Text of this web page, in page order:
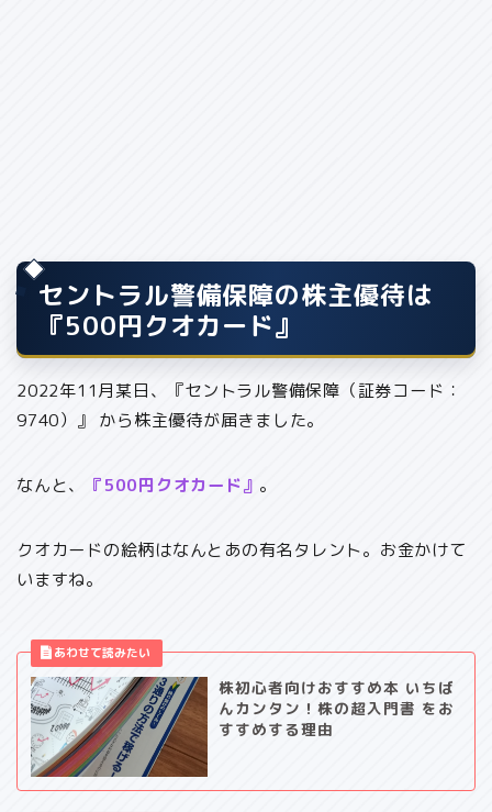
セントラル警備保障の株主優待は
『500円クオカード』
2022年11月某日、『セントラル警備保障（証券コード：
9740）』 から株主優待が届きました。
なんと、 『500円クオカード』 。
クオカードの絵柄はなんとあの有名タレント。お金かけて
いますね。
株初心者向けおすすめ本 いちば
んカンタン！株の超入門書 をお
すすめする理由